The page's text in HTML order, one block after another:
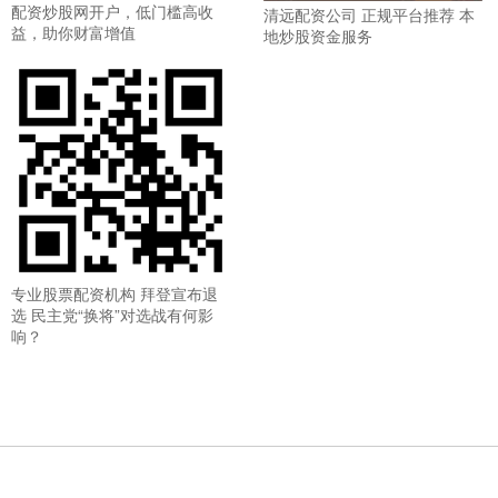
配资炒股网开户，低门槛高收
益，助你财富增值
清远配资公司 正规平台推荐 本
地炒股资金服务
专业股票配资机构 拜登宣布退
选 民主党“换将”对选战有何影
响？